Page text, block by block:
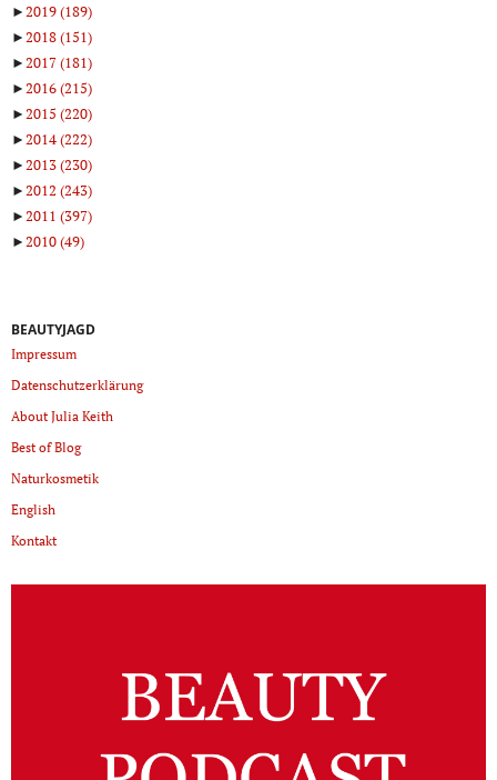
►2019(189)
►2018(151)
►2017(181)
►2016(215)
►2015 (220)
►2014(222)
►2013(230)
►2012 (243)
►2011 (397)
►2010(49)
BEAUTYJAGD
Impressum
Datenschutzerklärung
About Julia Keith
Best of Blog
Naturkosmetik
English
Kontakt